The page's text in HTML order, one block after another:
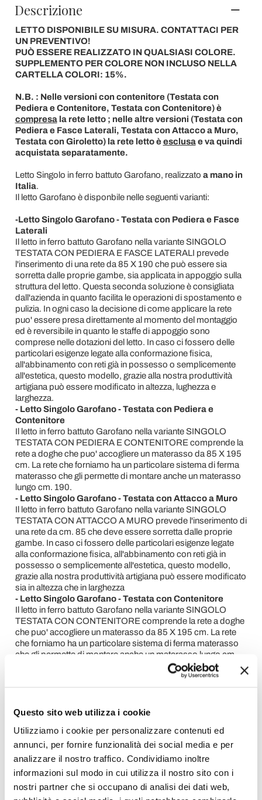
Questo sito web utilizza i cookie
Utilizziamo i cookie per personalizzare contenuti ed
annunci, per fornire funzionalità dei social media e per
analizzare il nostro traffico. Condividiamo inoltre
informazioni sul modo in cui utilizza il nostro sito con i
nostri partner che si occupano di analisi dei dati web,
Descrizione
LETTO DISPONIBILE SU MISURA. CONTATTACI PER
UN PREVENTIVO!
PUÒ ESSERE REALIZZATO IN QUALSIASI COLORE.
SUPPLEMENTO PER COLORE NON INCLUSO NELLA
CARTELLA COLORI: 15%.
N.B. : Nelle versioni con contenitore (Testata con
Pediera e Contenitore, Testata con Contenitore) è
compresala rete letto ; nelle altre versioni (Testata con
Pediera e Fasce Laterali, Testata con Attacco a Muro,
Testata con Giroletto) la rete letto èesclusae va quindi
acquistata separatamente.
Letto Singolo in ferro battuto Garofano, realizzato a mano in
Italia.
Il letto Garofano è disponbile nelle seguenti varianti:
-Letto Singolo Garofano - Testata con Pediera e Fasce
Laterali
Il letto in ferro battuto Garofano nella variante SINGOLO
TESTATA CON PEDIERA E FASCE LATERALI prevede
l'inserimento di una rete da 85 X 190 che può essere sia
sorretta dalle proprie gambe, sia applicata in appoggio sulla
struttura del letto. Questa seconda soluzione è consigliata
dall'azienda in quanto facilita le operazioni di spostamento e
pulizia. In ogni caso la decisione di come applicare la rete
puo' essere presa direttamente al momento del montaggio
ed è reversibile in quanto le staffe di appoggio sono
comprese nelle dotazioni del letto. In caso ci fossero delle
particolari esigenze legate alla conformazione fisica,
all'abbinamento con reti già in possesso o semplicemente
all'estetica, questo modello, grazie alla nostra produttività
artigiana può essere modificato in altezza, lughezza e
larghezza.
- Letto Singolo Garofano - Testata con Pediera e
Contenitore
Il letto in ferro battuto Garofano nella variante SINGOLO
TESTATA CON PEDIERA E CONTENITORE comprende la
rete a doghe che puo' accogliere un materasso da 85 X 195
cm. La rete che forniamo ha un particolare sistema di ferma
materasso che gli permette di montare anche un materasso
lungo cm. 190.
- Letto Singolo Garofano - Testata con Attacco a Muro
Il letto in ferro battuto Garofano nella variante SINGOLO
TESTATA CON ATTACCO A MURO prevede l'inserimento di
una rete da cm. 85 che deve essere sorretta dalle proprie
gambe. In caso ci fossero delle particolari esigenze legate
alla conformazione fisica, all'abbinamento con reti già in
possesso o semplicemente all'estetica, questo modello,
grazie alla nostra produttività artigiana può essere modificato
sia in altezza che in larghezza
- Letto Singolo Garofano - Testata con Contenitore
Il letto in ferro battuto Garofano nella variante SINGOLO
TESTATA CON CONTENITORE comprende la rete a doghe
che puo' accogliere un materasso da 85 X 195 cm. La rete
che forniamo ha un particolare sistema di ferma materasso
che gli permette di montare anche un materasso lungo cm.
190.In caso ci fossero delle particolari esigenze legate
all'estetica, questo modello, grazie alla nostra produttività
di qualsiasi colore. Avere il contenitore in metallo garantisce
pulizia e maggior capienza. Il contenitore è in ogni caso
abbinabile ad una mantovana tessile
- Letto Singolo Garofano - Testata con Giroletto
TESTATA CON GIROLETTO prevede l'inserimento di una
rete da 85 X 190 che deve essere applicata in appoggio sulla